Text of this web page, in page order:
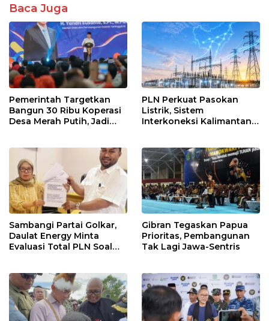
Baca Juga
Pemerintah Targetkan
Bangun 30 Ribu Koperasi
Desa Merah Putih, Jadi
Desa
PLN Perkuat Pasokan
Listrik, Sistem
Interkoneksi Kalimantan
Sambangi Partai Golkar,
Daulat Energy Minta
Evaluasi Total PLN Soal
Gibran Tegaskan Papua
Prioritas, Pembangunan
Tak Lagi Jawa-Sentris